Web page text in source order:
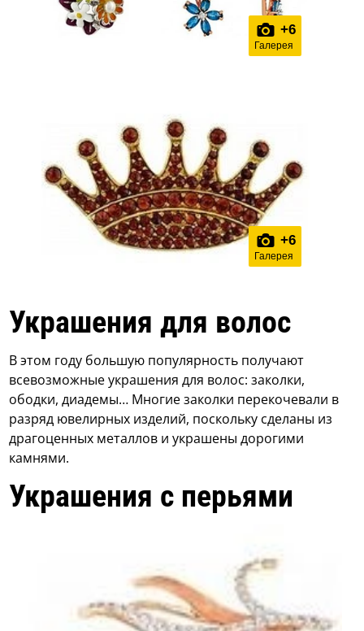
+6
Галерея
+6
Галерея
Украшения для волос
В этом году большую популярность получают
всевозможные украшения для волос: заколки,
ободки, диадемы… Многие заколки перекочевали в
разряд ювелирных изделий, поскольку сделаны из
драгоценных металлов и украшены дорогими
камнями.
Украшения с перьями